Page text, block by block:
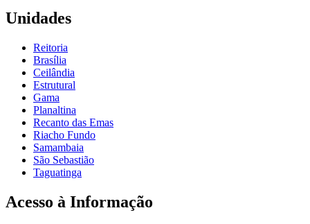
Unidades
Reitoria
Brasília
Ceilândia
Estrutural
Gama
Planaltina
Recanto das Emas
Riacho Fundo
Samambaia
São Sebastião
Taguatinga
Acesso à Informação